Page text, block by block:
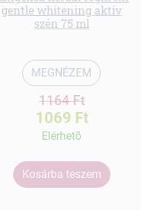
gentle whitening aktív
szén 75 ml
MEGNÉZEM
1164 Ft
1069 Ft
Elérhetõ
Kosárba teszem